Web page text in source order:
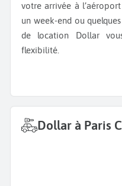
votre arrivée à
un week-end ou
de location Dollar
flexibilité.
Dollar à Paris